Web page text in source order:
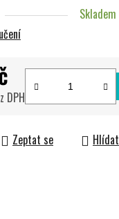
Skladem
DPH
Zeptat se Hlídat